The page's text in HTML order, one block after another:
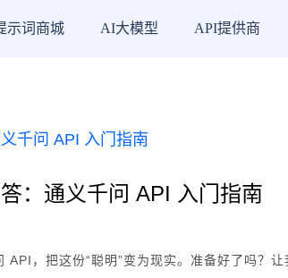
示词商城 AI大模型 API提供商
：通义千问 API 入门指南
，把这份“聪明”变为现实。准备好了吗？